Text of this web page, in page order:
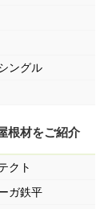
ングル
根材をご紹介
クト
ガ鉄平